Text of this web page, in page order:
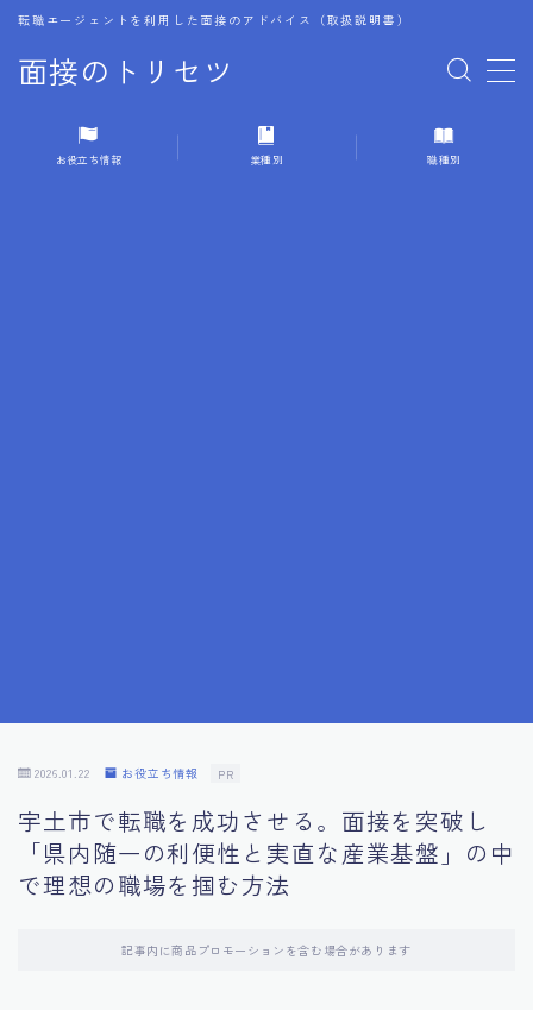
面接のトリセツ
転職エージェントを利用した面接のアドバイス（取扱説明書）
MENU
1.成功する面接戦略
10.フィードバックを活用する方法
11.オンライン面接の成功への鍵
12.転職先企業の文化を深く理解する
お役立ち情報 業種別 職種別
2026.01.22 お役立ち情報 PR
宇土市で転職を成功させる。面接を突破し
「県内随一の利便性と実直な産業基盤」の中
で理想の職場を掴む方法
記事内に商品プロモーションを含む場合があります